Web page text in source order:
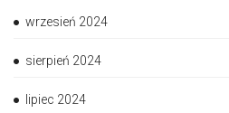
wrzesień 2024
sierpień 2024
lipiec 2024